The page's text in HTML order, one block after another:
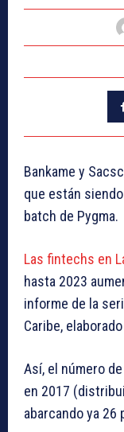
Bankame y
que están
batch de Pygma.
Las fintechs en
hasta 2023
informe de la
Caribe,
Así, el número
en 2017
abarcando ya 26